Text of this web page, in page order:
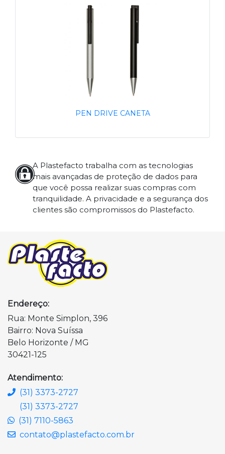
PEN DRIVE CANETA
A Plastefacto trabalha com as tecnologias
mais avançadas de proteção de dados para
que você possa realizar suas compras com
tranquilidade. A privacidade e a segurança dos
clientes são compromissos do Plastefacto.
Endereço:
Rua: Monte Simplon, 396
Bairro: Nova Suíssa
Belo Horizonte / MG
30421-125
Atendimento:
(31) 3373-2727
(31) 3373-2727
(31) 7110-5863
contato@plastefacto.com.br